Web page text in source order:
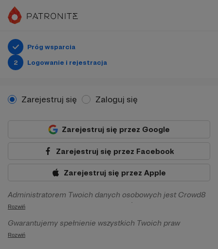
Próg wsparcia
2
Logowanie i rejestracja
Zarejestruj się Zaloguj się
Zarejestruj się przez Google
Zarejestruj się przez Facebook
Zarejestruj się przez Apple
Administratorem Twoich danych osobowych jest Crowd8
sp. z o.o. z siedziba w Warszawie, ul. Żwirki i Wigury 16, 02-
092 Warszawa. Twoje dane osobowe będą przetwarzane w
szczególności w celu wykonania umowy zawartej z Tobą, w
Rozwiń
Gwarantujemy spełnienie wszystkich Twoich praw
wynikających z ogólnego rozporządzenia o ochronie
Rozwiń